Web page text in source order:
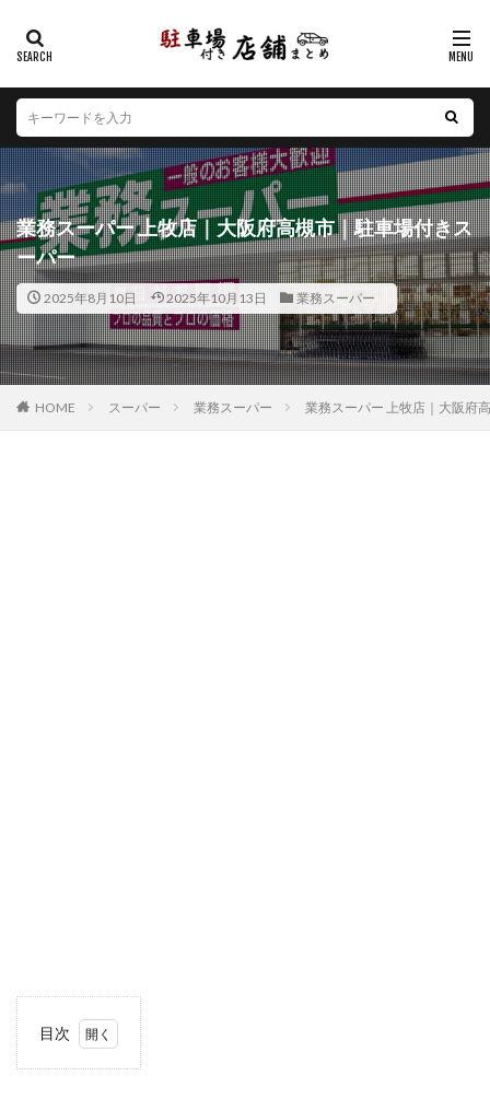
業務スーパー 上牧店｜大阪府高槻市｜駐車場付きス
ーパー
2025年8月10日 2025年10月13日 業務スーパー
HOME スーパー 業務スーパー 業務スーパー 上牧店｜大阪府
目次
カテゴリー
エリア
北海道 青森県 岩手県 宮城県
秋田県
山形県
福島県 茨城県 栃木県
群馬県
埼玉県
千葉県 東京都 神奈川県
新潟県
山梨県
長野県 富山県 石川県
福井県
岐阜県
静岡県 愛知県 三重県
滋賀県
京都府
大阪府 兵庫県 奈良県
和歌山県
鳥取県
島根県 岡山県 広島県
山口県
徳島県
香川県 愛媛県 高知県
福岡県
佐賀県
長崎県 熊本県 大分県
宮崎県